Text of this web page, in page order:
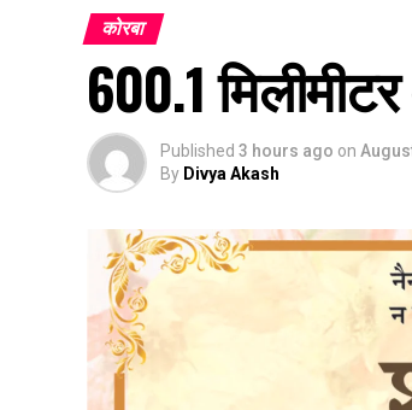
कोरबा
600.1
Published 3 hours ago on
By Divya Akash